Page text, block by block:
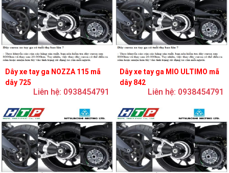
Dây xe tay ga NOZZA 115 mã
dây 725
Liên hệ: 0938454791
Dây xe tay ga MIO ULTIMO mã
dây 842
Liên hệ: 0938454791